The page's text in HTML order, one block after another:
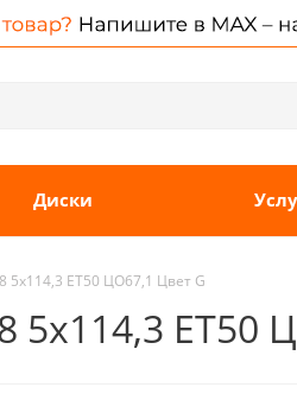
Диски
5x114,3 ET50 ЦО67,1 Цвет G
5x114,3 ET50